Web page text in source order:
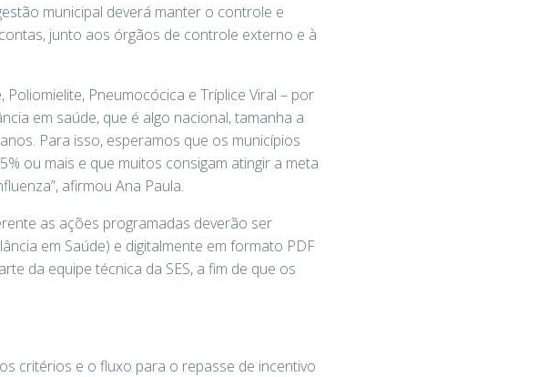
municipal deverá manter o controle e
junto aos órgãos de controle externo e à
Pneumocócica e Tríplice Viral – por
em saúde, que é algo nacional, tamanha a
Para isso, esperamos que os municípios
ou mais e que muitos consigam atingir a meta
afirmou Ana Paula.
as ações programadas deverão ser
em Saúde) e digitalmente em formato PDF
da equipe técnica da SES, a fim de que os
critérios e o fluxo para o repasse de incentivo